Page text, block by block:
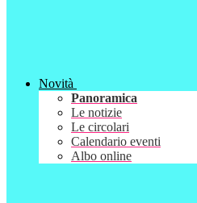
Novità
Panoramica
Le notizie
Le circolari
Calendario eventi
Albo online